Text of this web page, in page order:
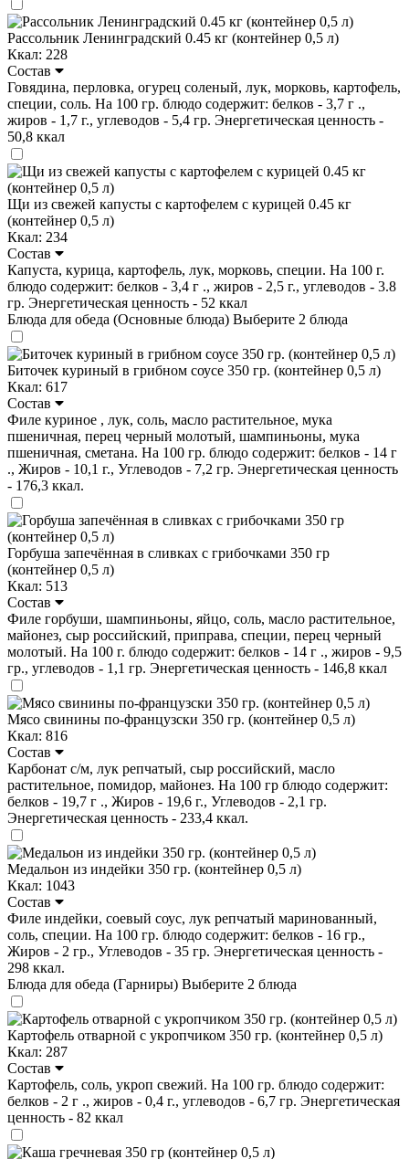
Рассольник Ленинградский 0.45 кг (контейнер 0,5 л)
Ккал: 228
Состав
Говядина, перловка, огурец соленый, лук, морковь, картофель,
специи, соль. На 100 гр. блюдо содержит: белков - 3,7 г .,
жиров - 1,7 г., углеводов - 5,4 гр. Энергетическая ценность -
50,8 ккал
Щи из свежей капусты с картофелем с курицей 0.45 кг
(контейнер 0,5 л)
Ккал: 234
Состав
Капуста, курица, картофель, лук, морковь, специи. На 100 г.
блюдо содержит: белков - 3,4 г ., жиров - 2,5 г., углеводов - 3.8
гр. Энергетическая ценность - 52 ккал
Блюда для обеда (Основные блюда) Выберите 2 блюда
Биточек куриный в грибном соусе 350 гр. (контейнер 0,5 л)
Ккал: 617
Состав
Филе куриное , лук, соль, масло растительное, мука
пшеничная, перец черный молотый, шампиньоны, мука
пшеничная, сметана. На 100 гр. блюдо содержит: белков - 14 г
., Жиров - 10,1 г., Углеводов - 7,2 гр. Энергетическая ценность
- 176,3 ккал.
Горбуша запечённая в сливках с грибочками 350 гр
(контейнер 0,5 л)
Ккал: 513
Состав
Филе горбуши, шампиньоны, яйцо, соль, масло растительное,
майонез, сыр российский, приправа, специи, перец черный
молотый. На 100 г. блюдо содержит: белков - 14 г ., жиров - 9,5
гр., углеводов - 1,1 гр. Энергетическая ценность - 146,8 ккал
Мясо свинины по-французски 350 гр. (контейнер 0,5 л)
Ккал: 816
Состав
Карбонат с/м, лук репчатый, сыр российский, масло
растительное, помидор, майонез. На 100 гр блюдо содержит:
белков - 19,7 г ., Жиров - 19,6 г., Углеводов - 2,1 гр.
Энергетическая ценность - 233,4 ккал.
Медальон из индейки 350 гр. (контейнер 0,5 л)
Ккал: 1043
Состав
Филе индейки, соевый соус, лук репчатый маринованный,
соль, специи. На 100 гр. блюдо содержит: белков - 16 гр.,
Жиров - 2 гр., Углеводов - 35 гр. Энергетическая ценность -
298 ккал.
Блюда для обеда (Гарниры) Выберите 2 блюда
Картофель отварной с укропчиком 350 гр. (контейнер 0,5 л)
Ккал: 287
Состав
Картофель, соль, укроп свежий. На 100 гр. блюдо содержит:
белков - 2 г ., жиров - 0,4 г., углеводов - 6,7 гр. Энергетическая
ценность - 82 ккал